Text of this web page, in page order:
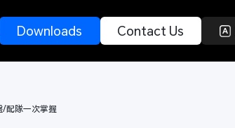
Downloads Contact Us
/配隊一次掌握